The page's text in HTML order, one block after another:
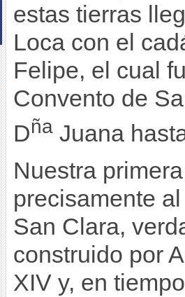
estas tierras
Loca con el
Felipe, el cual
Convento de
DñaJuana
Nuestra
precisamente
San Clara,
construido por
XIV y, en